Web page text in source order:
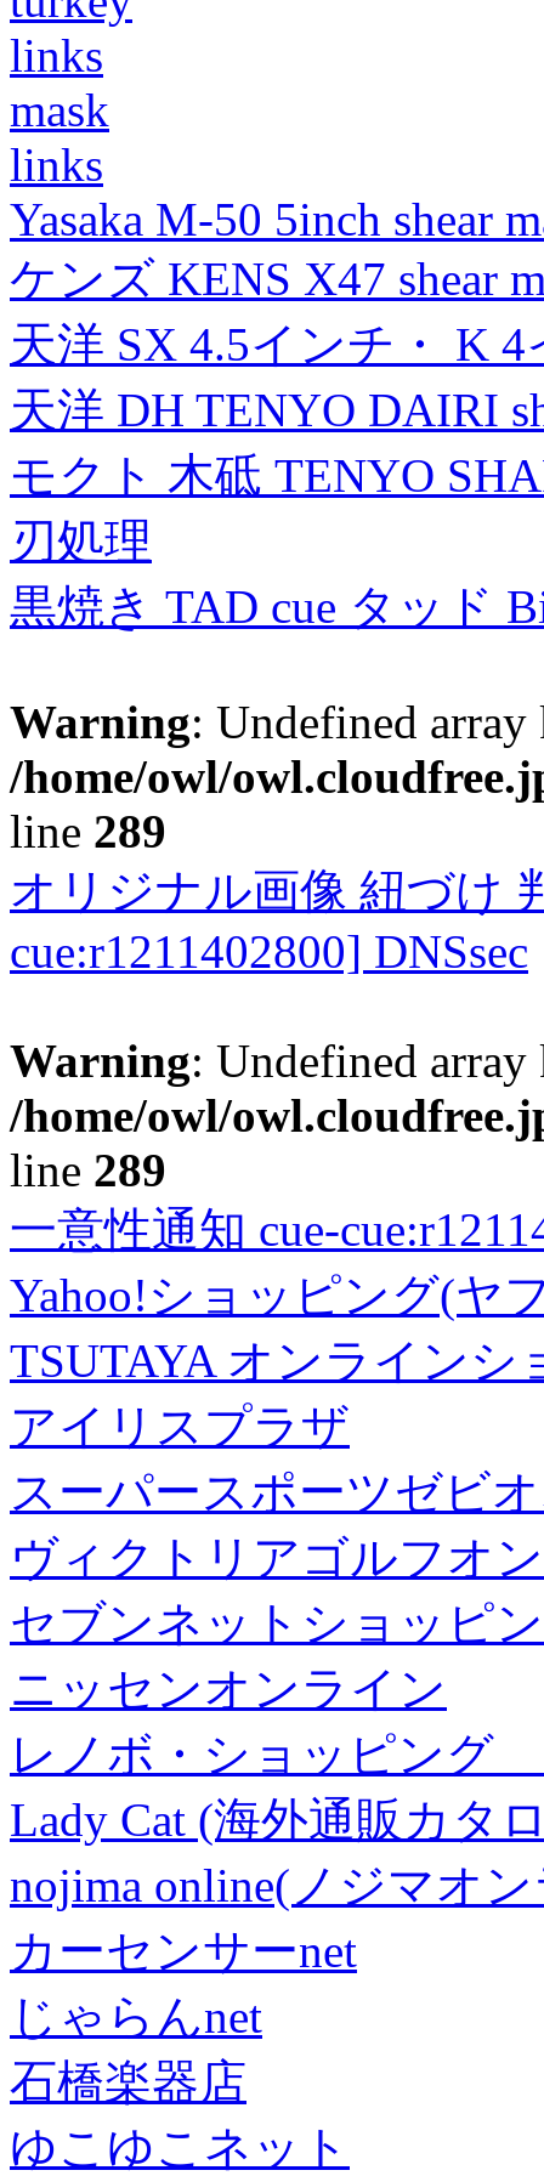
links
mask
links
Yasaka M-50 5inch shear
ケンズ KENS X47 shear
天洋 SX 4.5インチ・ K
天洋 DH TENYO DAIRI
モクト 木砥 TENYO
刃処理
黒焼き TAD cue タッド
Warning: Undefined
/home/owl/
line 289
オリジナル画像 紐づけ
cue:r1211402800] DNSsec
Warning: Undefined
/home/owl/
line 289
一意性通知 cue-
Yahoo!ショッピング(ヤ
TSUTAYA オンラインシ
アイリスプラザ
スーパースポーツゼビ
ヴィクトリアゴルフオ
セブンネットショッピ
ニッセンオンライン
レノボ・ショッピング
Lady Cat (海外通販カタ
nojima online(ノジマオ
カーセンサーnet
じゃらんnet
石橋楽器店
ゆこゆこネット